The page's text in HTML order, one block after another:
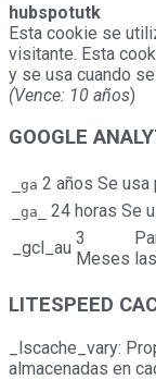
hubspotutk
Esta cookie se
visitante. Esta
y se usa cuando
(Vence: 10 años)
GOOGLE
_ga 2 años Se usa
_ga_ 24 horas Se
_gcl_au 3
Meses
LITESPEED
_lscache_vary:
almacenadas en